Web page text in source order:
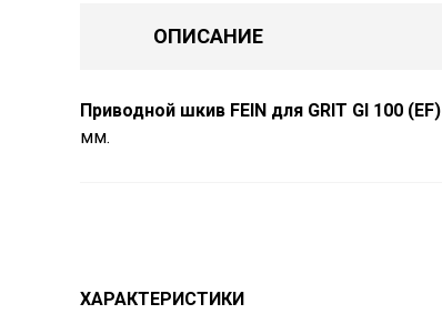
ОПИСАНИЕ
Приводной шкив FEIN для GRIT GI 100 (EF)
мм.
ХАРАКТЕРИСТИКИ